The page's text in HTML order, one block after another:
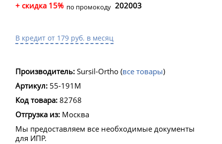
+ скидка 15% по промокоду 202003
В кредит от 179 руб. в месяц
Производитель: Sursil-Ortho (все товары)
Артикул: 55-191M
Код товара: 82768
Отгрузка из: Москва
Мы предоставляем все необходимые документы
для ИПР.